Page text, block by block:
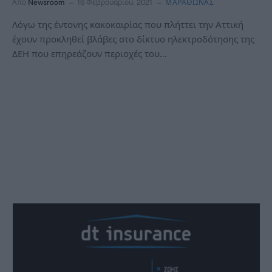
Από Newsroom 16 Φεβρουαρίου, 2021 ΜΑΡΑΘΩΝΑΣ
Λόγω της έντονης κακοκαιρίας που πλήττει την Αττική
έχουν προκληθεί βλάβες στο δίκτυο ηλεκτροδότησης της
ΔΕΗ που επηρεάζουν περιοχές του…